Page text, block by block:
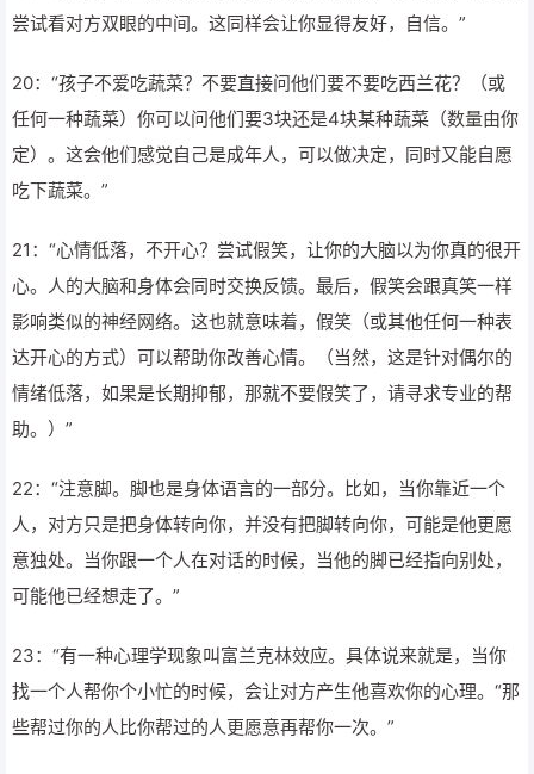
尝试看对方双眼的中间。这同样会让你显得友好，自信。”
20：“孩子不爱吃蔬菜？不要直接问他们要不要吃西兰花？（或
任何一种蔬菜）你可以问他们要3块还是4块某种蔬菜（数量由你
定）。这会他们感觉自己是成年人，可以做决定，同时又能自愿
吃下蔬菜。”
21：“心情低落，不开心？尝试假笑，让你的大脑以为你真的很开
心。人的大脑和身体会同时交换反馈。最后，假笑会跟真笑一样
影响类似的神经网络。这也就意味着，假笑（或其他任何一种表
达开心的方式）可以帮助你改善心情。（当然，这是针对偶尔的
情绪低落，如果是长期抑郁，那就不要假笑了，请寻求专业的帮
助。）”
22：“注意脚。脚也是身体语言的一部分。比如，当你靠近一个
人，对方只是把身体转向你，并没有把脚转向你，可能是他更愿
意独处。当你跟一个人在对话的时候，当他的脚已经指向别处，
可能他已经想走了。”
23：“有一种心理学现象叫富兰克林效应。具体说来就是，当你
找一个人帮你个小忙的时候，会让对方产生他喜欢你的心理。“那
些帮过你的人比你帮过的人更愿意再帮你一次。”